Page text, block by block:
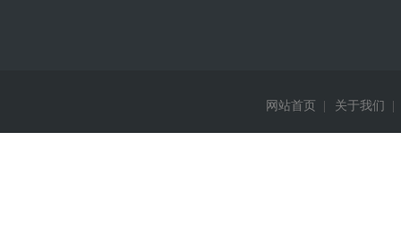
网站首页 关于我们